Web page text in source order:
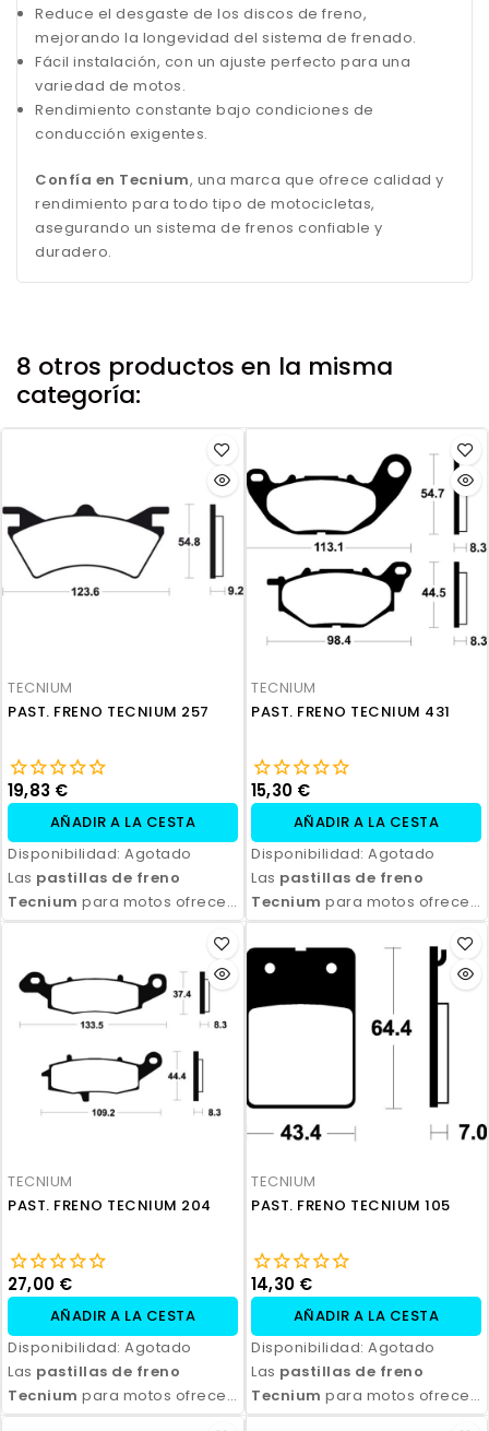
Reduce el desgaste de los discos de freno,
mejorando la longevidad del sistema de frenado.
Fácil instalación, con un ajuste perfecto para una
variedad de motos.
Rendimiento constante bajo condiciones de
conducción exigentes.
Confía en Tecnium, una marca que ofrece calidad y
rendimiento para todo tipo de motocicletas,
asegurando un sistema de frenos confiable y
duradero.
8 otros productos en la misma
categoría:
TECNIUM
PAST. FRENO TECNIUM 257
19,83 €
AÑADIR A LA CESTA
Disponibilidad: Agotado
Las pastillas de freno
Tecnium para motos ofrecen
un rendimiento de frenado
durabilidad y eficiencia.
Disponibles en compuestos
orgánicos, semi-metálicos y
para todo tipo de
motocicletas y condiciones
de conducción. Con fácil
aseguran seguridad y control
en cada frenada.
TECNIUM
PAST. FRENO TECNIUM 431
15,30 €
AÑADIR A LA CESTA
Disponibilidad: Agotado
Las pastillas de freno
Tecnium para motos ofrecen
un rendimiento de frenado
excepcional, con alta
durabilidad y eficiencia.
Disponibles en compuestos
orgánicos, semi-metálicos y
sinterizados, son ideales
instalación y excelente
aseguran seguridad y control
en cada frenada.
TECNIUM
PAST. FRENO TECNIUM 204
27,00 €
AÑADIR A LA CESTA
Disponibilidad: Agotado
Las pastillas de freno
Tecnium para motos ofrecen
un rendimiento de frenado
TECNIUM
PAST. FRENO TECNIUM 105
14,30 €
AÑADIR A LA CESTA
Disponibilidad: Agotado
Las pastillas de freno
Tecnium para motos ofrecen
un rendimiento de frenado